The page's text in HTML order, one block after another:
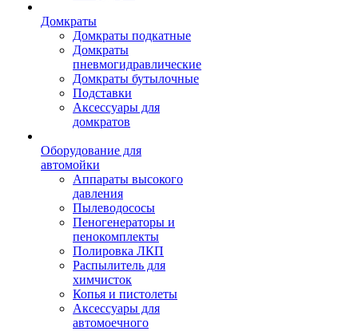
Домкраты
Домкраты подкатные
Домкраты
пневмогидравлические
Домкраты бутылочные
Подставки
Аксессуары для
домкратов
Оборудование для
автомойки
Аппараты высокого
давления
Пылеводососы
Пеногенераторы и
пенокомплекты
Полировка ЛКП
Распылитель для
химчисток
Копья и пистолеты
Аксессуары для
автомоечного